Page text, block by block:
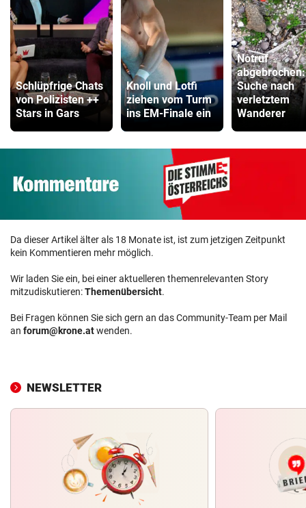
Schlüpfrige Chats
von Polizisten ++
Stars in Gars
Knoll und Lotfi
ziehen vom Turm
ins EM-Finale ein
Notruf
abgebrochen:
Suche nach
verletztem
Wanderer
Da dieser Artikel älter als 18 Monate ist, ist zum jetzigen Zeitpunkt
kein Kommentieren mehr möglich.
Wir laden Sie ein, bei einer aktuelleren themenrelevanten Story
mitzudiskutieren:Themenübersicht.
Bei Fragen können Sie sich gern an das Community-Team per Mail
an forum@krone.atwenden.
NEWSLETTER